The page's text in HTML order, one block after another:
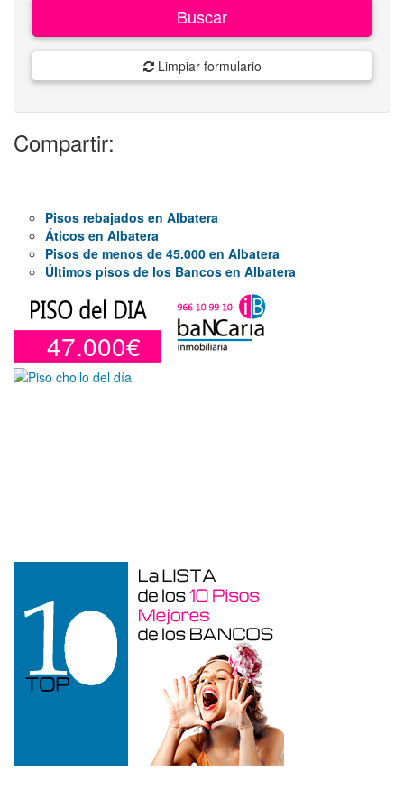
Buscar
Limpiar formulario
Compartir:
Pisos rebajados en Albatera
Áticos en Albatera
Pisos de menos de 45.000 en Albatera
Últimos pisos de los Bancos en Albatera
47.000€